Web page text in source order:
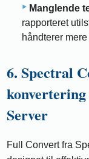
Manglende
rapporteret
håndterer
6. Spectral
Server
Full Convert fra